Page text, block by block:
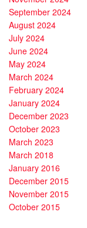
September 2024
August 2024
July 2024
June 2024
May 2024
March 2024
February 2024
January 2024
December 2023
October 2023
March 2023
March 2018
January 2016
December 2015
November 2015
October 2015